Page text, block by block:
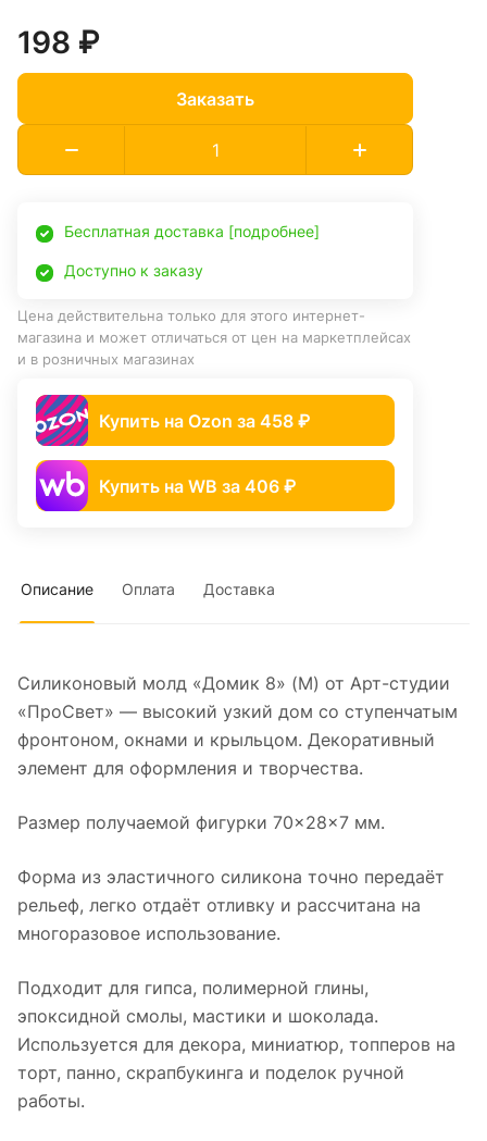
198 ₽
Заказать
Бесплатная доставка [подробнее]
Доступно к заказу
Цена действительна только для этого интернет-
магазина и может отличаться от цен на маркетплейсах
и в розничных магазинах
Купить на Ozon за 458 ₽
Купить на WB за 406 ₽
Описание Оплата Доставка
Силиконовый молд «Домик 8» (M) от Арт-студии
«ПроСвет» — высокий узкий дом со ступенчатым
фронтоном, окнами и крыльцом. Декоративный
элемент для оформления и творчества.
Размер получаемой фигурки 70×28×7 мм.
Форма из эластичного силикона точно передаёт
рельеф, легко отдаёт отливку и рассчитана на
многоразовое использование.
Подходит для гипса, полимерной глины,
эпоксидной смолы, мастики и шоколада.
Используется для декора, миниатюр, топперов на
торт, панно, скрапбукинга и поделок ручной
работы.